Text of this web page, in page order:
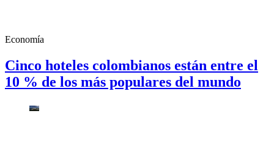
Economía
Cinco hoteles colombianos están entre el
10 % de los más populares del mundo